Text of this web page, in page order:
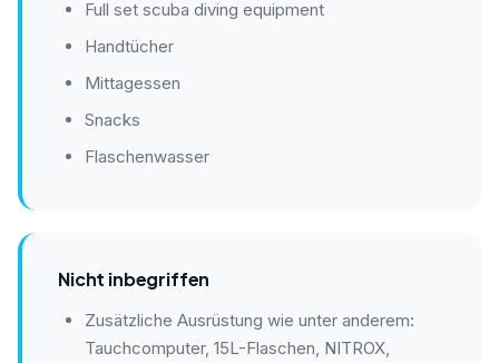
Full set scuba diving equipment
Handtücher
Mittagessen
Snacks
Flaschenwasser
Nicht inbegriffen
Zusätzliche Ausrüstung wie unter anderem:
Tauchcomputer, 15L-Flaschen, NITROX,